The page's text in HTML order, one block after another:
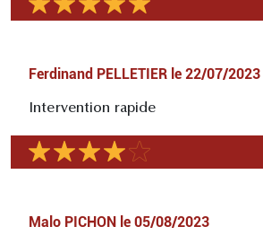
Ferdinand PELLETIER le 22/07/2023
Intervention rapide
Malo PICHON le 05/08/2023